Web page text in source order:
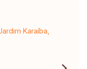
Karaíba,